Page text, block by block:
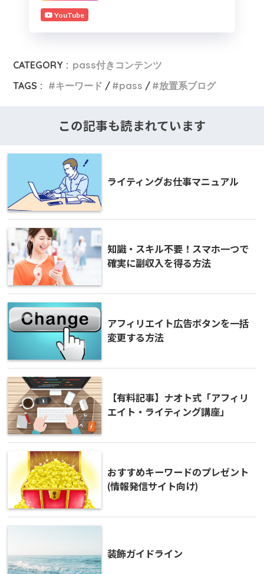
YouTube
CATEGORY : pass付きコンテンツ
TAGS :
キーワード pass 放置系ブログ
この記事も読まれています
ライティングお仕事マニュアル
知識・スキル不要！スマホ一つで
確実に副収入を得る方法
アフィリエイト広告ボタンを一括
変更する方法
【有料記事】ナオト式「アフィリ
エイト・ライティング講座」
おすすめキーワードのプレゼント
(情報発信サイト向け)
装飾ガイドライン